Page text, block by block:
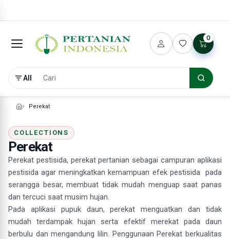
All
0
Perekat
COLLECTIONS
Perekat
Perekat pestisida, perekat pertanian sebagai campuran aplikasi
pestisida agar meningkatkan kemampuan efek pestisida pada
serangga besar, membuat tidak mudah menguap saat panas
dan tercuci saat musim hujan.
Pada aplikasi pupuk daun, perekat menguatkan dan tidak
mudah terdampak hujan serta efektif merekat pada daun
berbulu dan mengandung lilin. Penggunaan Perekat berkualitas